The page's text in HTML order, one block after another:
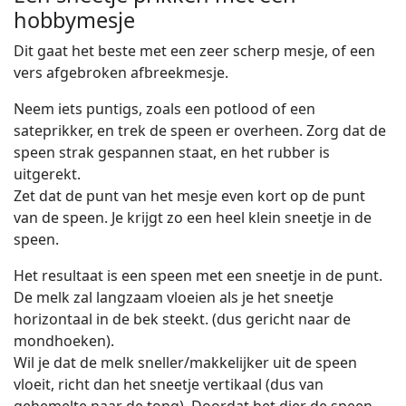
hobbymesje
Dit gaat het beste met een zeer scherp mesje, of een
vers afgebroken afbreekmesje.
Neem iets puntigs, zoals een potlood of een
sateprikker, en trek de speen er overheen. Zorg dat de
speen strak gespannen staat, en het rubber is
uitgerekt.
Zet dat de punt van het mesje even kort op de punt
van de speen. Je krijgt zo een heel klein sneetje in de
speen.
Het resultaat is een speen met een sneetje in de punt.
De melk zal langzaam vloeien als je het sneetje
horizontaal in de bek steekt. (dus gericht naar de
mondhoeken).
Wil je dat de melk sneller/makkelijker uit de speen
vloeit, richt dan het sneetje vertikaal (dus van